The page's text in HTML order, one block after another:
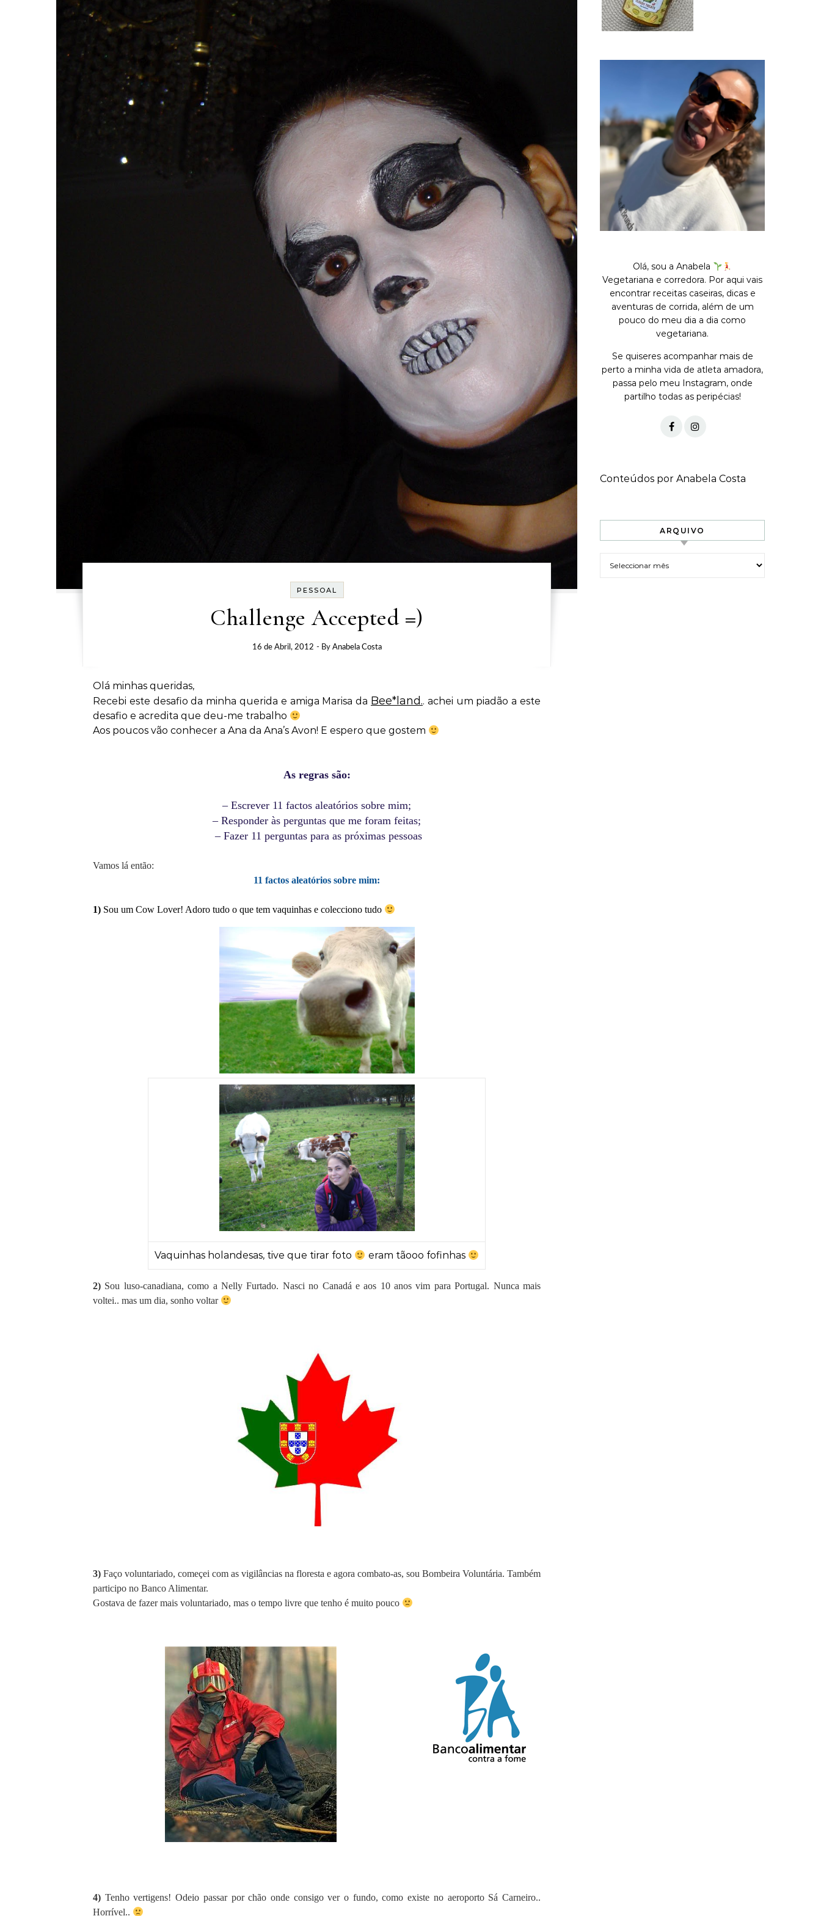
PESSOAL
Challenge Accepted =)
16 de Abril, 2012 - By Anabela Costa
Olá minhas queridas,
Recebi este desafio da minha querida e amiga Marisa da Bee*land.. achei um piadão a este
desafio e acredita que deu-me trabalho
Aos poucos vão conhecer a Ana da Ana’s Avon! E espero que gostem
As regras são:
– Escrever 11 factos aleatórios sobre mim;
– Responder às perguntas que me foram feitas;
– Fazer 11 perguntas para as próximas pessoas
Vamos lá então:
11 factos aleatórios sobre mim:
1) Sou um Cow Lover! Adoro tudo o que tem vaquinhas e colecciono tudo
Vaquinhas holandesas, tive que tirar foto eram tãooo fofinhas
2) Sou luso-canadiana, como a Nelly Furtado. Nasci no Canadá e aos 10 anos vim para Portugal. Nunca mais
voltei.. mas um dia, sonho voltar
3) Faço voluntariado, começei com as vigilâncias na floresta e agora combato-as, sou Bombeira Voluntária. Também
participo no Banco Alimentar.
Gostava de fazer mais voluntariado, mas o tempo livre que tenho é muito pouco
4) Tenho vertigens! Odeio passar por chão onde consigo ver o fundo, como existe no aeroporto Sá Carneiro..
Horrível..
Olá, sou a Anabela
Vegetariana e corredora. Por aqui vais
encontrar receitas caseiras, dicas e
aventuras de corrida, além de um
pouco do meu dia a dia como
vegetariana.
Se quiseres acompanhar mais de
perto a minha vida de atleta amadora,
passa pelo meu Instagram, onde
partilho todas as peripécias!
Conteúdos por Anabela Costa
ARQUIVO